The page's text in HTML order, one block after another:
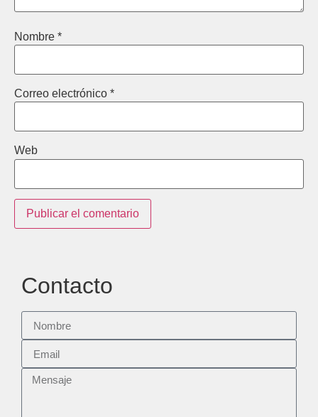
Nombre *
Correo electrónico *
Web
Contacto